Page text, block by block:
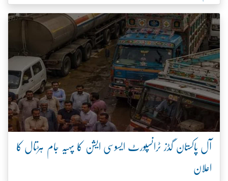
آل پاکستان گڈز ٹرانسپورٹ ایسوسی ایشن کا پہیہ جام ہڑتال کا
اعلان